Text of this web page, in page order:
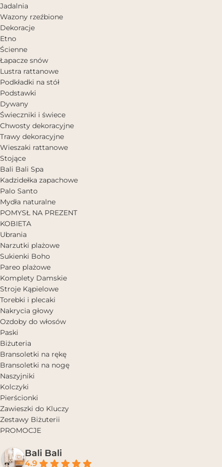
Jadalnia
Wazony rzeźbione
Dekoracje
Etno
Ścienne
Łapacze snów
Lustra rattanowe
Podkładki na stół
Podstawki
Dywany
Świeczniki i świece
Chwosty dekoracyjne
Trawy dekoracyjne
Wieszaki rattanowe
Stojące
Bali Bali Spa
Kadzidełka zapachowe
Palo Santo
Mydła naturalne
POMYSŁ NA PREZENT
KOBIETA
Ubrania
Narzutki plażowe
Sukienki Boho
Pareo plażowe
Komplety Damskie
Stroje Kąpielowe
Torebki i plecaki
Nakrycia głowy
Ozdoby do włosów
Paski
Biżuteria
Bransoletki na rękę
Bransoletki na nogę
Naszyjniki
Kolczyki
Pierścionki
Zawieszki do Kluczy
Zestawy Biżuterii
PROMOCJE
Bali Bali
4.9